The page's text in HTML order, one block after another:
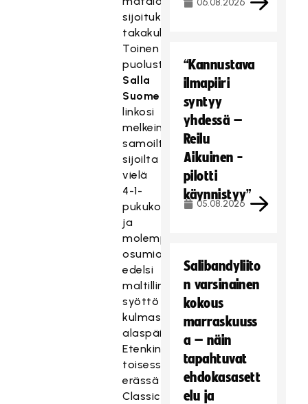
sijoituksen
takakulmaan.
Toinen
puolustaja
Salla
Suomela
linkosi
melkein
samoilta
sijoilta
vielä
4-1-
pukukoppimaalin,
ja
molempia
osumia
edelsi
maltillinen
syöttö
kulmasta
alaspäin.
Etenkin
toisessa
erässä
Classic
06.08.2026
“Kannustava
ilmapiiri
syntyy
yhdessä –
Reilu
Aikuinen -
pilotti
käynnistyy”
05.08.2026
Salibandyliito
n varsinainen
kokous
marraskuuss
a – näin
tapahtuvat
ehdokasasett
elu ja